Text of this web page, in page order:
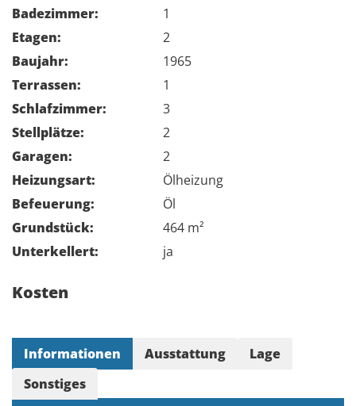
Badezimmer:
1
Etagen:
2
Baujahr:
1965
Terrassen:
1
Schlafzimmer:
3
Stellplätze:
2
Garagen:
2
Heizungsart:
Ölheizung
Befeuerung:
Öl
Grundstück:
464 m²
Unterkellert:
ja
Kosten
Informationen Ausstattung
Lage
Sonstiges